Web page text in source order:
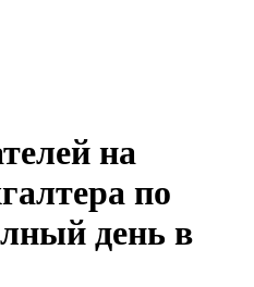
на
по
день в